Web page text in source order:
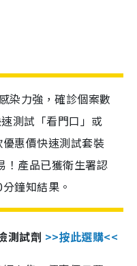
染力強，確診個案數
測試「看門口」或
惠價快速測試套裝
！產品已獲衛生署認
鐘知結果。
測試劑 >>按此選購<<